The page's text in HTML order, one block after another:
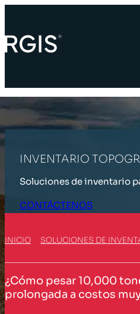
INVENTARIO
Soluciones de inventario
CONTÁCTENOS
INICIO SOLUCIONES DE
¿Cómo pesar 10,000
prolongada a costos